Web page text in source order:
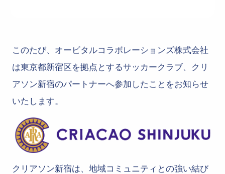
このたび、オービタルコラボレーションズ株式会社
は東京都新宿区を拠点とするサッカークラブ、クリ
アソン新宿のパートナーへ参加したことをお知らせ
いたします。
クリアソン新宿は、地域コミュニティとの強い結び